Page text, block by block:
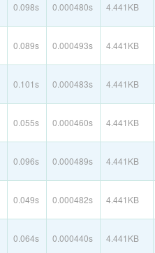
0.098s 0.000480s 4.441KB
0.089s 0.000493s 4.441KB
0.101s 0.000483s 4.441KB
0.055s 0.000460s 4.441KB
0.096s 0.000489s 4.441KB
0.049s 0.000482s 4.441KB
0.064s 0.000440s 4.441KB